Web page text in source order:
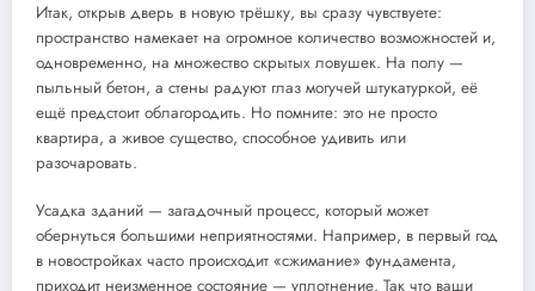
Итак, открыв дверь в новую трёшку, вы сразу чувствуете:
пространство намекает на огромное количество возможностей и,
одновременно, на множество скрытых ловушек. На полу —
пыльный бетон, а стены радуют глаз могучей штукатуркой, её
ещё предстоит облагородить. Но помните: это не просто
квартира, а живое существо, способное удивить или
разочаровать.
Усадка зданий — загадочный процесс, который может
обернуться большими неприятностями. Например, в первый год
в новостройках часто происходит «сжимание» фундамента,
приходит неизменное состояние — уплотнение. Так что ваши